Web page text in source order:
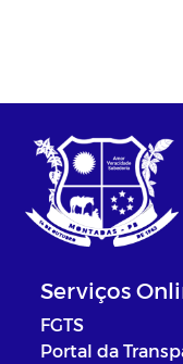
Serviços
FGTS
Portal da